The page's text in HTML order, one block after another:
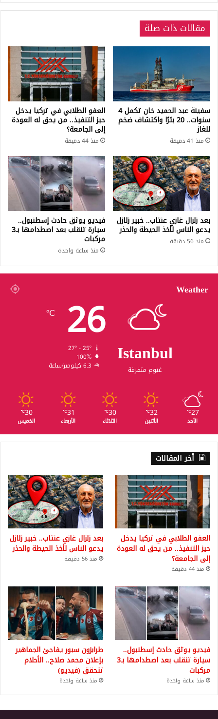
مقالات ذات صلة
سفينة عبد الحميد خان تكمل 4
سنوات.. 20 بئرًا واكتشاف ضخم
للغاز
منذ 41 دقيقة
العفو الطلابي في تركيا يدخل
حيز التنفيذ.. من يحق له العودة
إلى الجامعة؟
منذ 44 دقيقة
بعد زلزال غازي عنتاب.. خبير زلازل
يدعو الناس لأخذ الحيطة والحذر
منذ 56 دقيقة
فيديو يوثق حادث إسطنبول..
سيارة تنقلب بعد اصطدامها بـ3
مركبات
منذ ساعة واحدة
Weather
Istanbul
غيوم متفرقة
26
℃
27º - 25º
100%
6.3 كيلومتر/ساعة
27
℃
الأحد
32
℃
الأثنين
30
℃
الثلاثاء
31
℃
الأربعاء
30
℃
الخميس
أخر المقالات
العفو الطلابي في تركيا يدخل
حيز التنفيذ.. من يحق له العودة
إلى الجامعة؟
منذ 44 دقيقة
بعد زلزال غازي عنتاب.. خبير زلازل
يدعو الناس لأخذ الحيطة والحذر
منذ 56 دقيقة
فيديو يوثق حادث إسطنبول..
سيارة تنقلب بعد اصطدامها بـ3
مركبات
منذ ساعة واحدة
طرابزون سبور يفاجئ الجماهير
بإعلان محمد صلاح.. الأحلام
تتحقق (فيديو)
منذ ساعة واحدة